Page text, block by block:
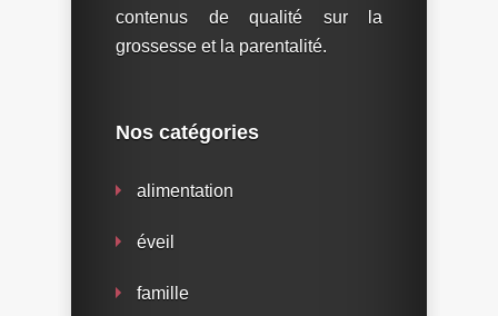
contenus de qualité sur la
grossesse et la parentalité.
Nos catégories
alimentation
éveil
famille